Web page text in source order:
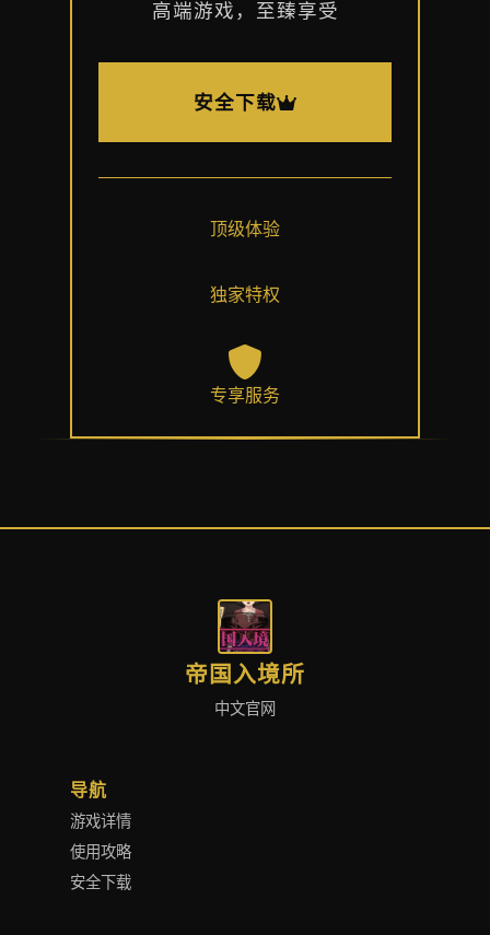
高端游戏，至臻享受
安全下载
顶级体验
独家特权
专享服务
帝国入境所
中文官网
导航
游戏详情
使用攻略
安全下载